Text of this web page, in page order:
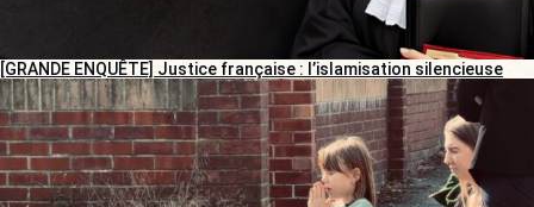
[GRANDE ENQUÊTE] Justice française : l’islamisation silencieuse